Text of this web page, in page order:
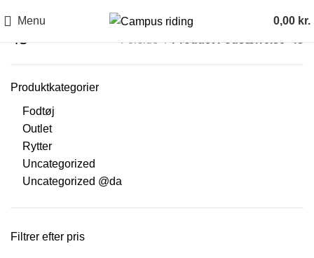
Menu 0,00 kr.
43 Forside Product Fodstørrelse 43
Produktkategorier
Fodtøj
Outlet
Rytter
Uncategorized
Uncategorized @da
Filtrer efter pris